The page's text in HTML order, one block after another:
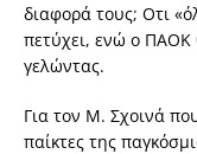
διαφορά τους; Οτι
πετύχει, ενώ ο ΠΑΟΚ
γελώντας.
Για τον Μ. Σχοινά
παίκτες της